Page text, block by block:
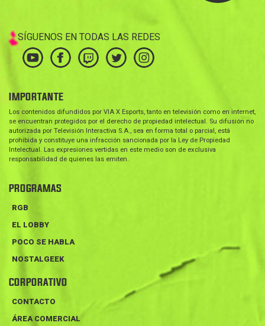
SÍGUENOS EN TODAS LAS REDES
IMPORTANTE
Los contenidos difundidos por VIA X Esports, tanto en televisión como en internet,
se encuentran protegidos por el derecho de propiedad intelectual. Su difusión no
autorizada por Televisión Interactiva S.A., sea en forma total o parcial, está
prohibida y constituye una infracción sancionada por la Ley de Propiedad
Intelectual. Las expresiones vertidas en este medio son de exclusiva
responsabilidad de quienes las emiten.
PROGRAMAS
RGB
EL LOBBY
POCO SE HABLA
NOSTALGEEK
CORPORATIVO
CONTACTO
ÁREA COMERCIAL